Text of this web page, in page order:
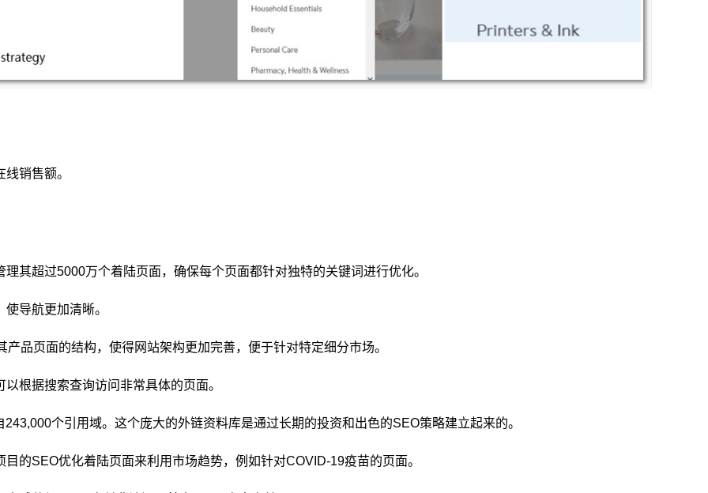
销售额。
其超过5000万个着陆页面，确保每个页面都针对独特的关键词进行优化。
导航更加清晰。
品页面的结构，使得网站架构更加完善，便于针对特定细分市场。
根据搜索查询访问非常具体的页面。
个引用域。这个庞大的外链资料库是通过长期的投资和出色的SEO策略建立起来的。
的SEO优化着陆页面来利用市场趋势，例如针对COVID-19疫苗的页面。